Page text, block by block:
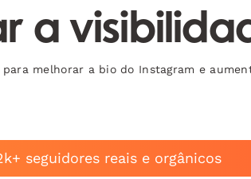
a
para melhorar a bio do Instagram e
seguidores reais e orgânicos